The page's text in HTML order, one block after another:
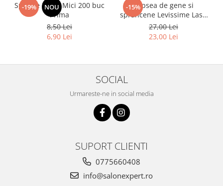
-19% NOU
Spatule Lemn Mici 200 buc
Prima
8,50 Lei
6,90 Lei
-15%Vopsea de gene si
sprancene Levissime Lash
Color 7-7 Maro Deschis
15ml
27,00 Lei
23,00 Lei
SOCIAL
Urmareste-ne in social media
SUPORT CLIENTI
0775660408
info@salonexpert.ro